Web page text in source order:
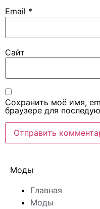
Email *
Сайт
Сохранить моё имя,
браузере для
Моды
Главная
Моды